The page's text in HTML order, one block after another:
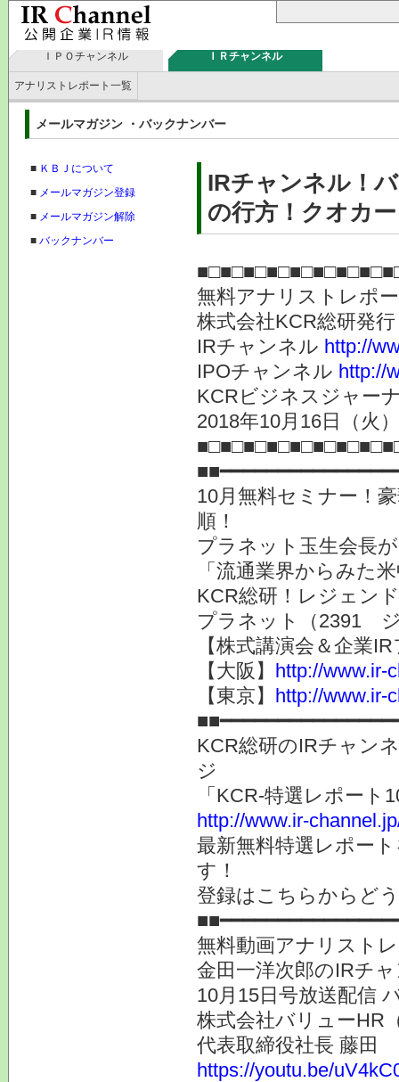
ＩＰＯチャンネル ＩＲチャンネル
アナリストレポート一覧
メールマガジン ・バックナンバー
■ ＫＢＪについて
■ メールマガジン登録
■ メールマガジン解除
■ バックナンバー
IRチャンネル！
の行方！クオカ
無料アナリストレポ
株式会社
IRチャンネル http://
IPOチャンネル http://
KCRビジネスジャー
2018年10月16日
10月無料セミナー！
順！
プラネット玉生会長
「流通業界からみた
KCR総研！レジェン
プラネット（2391
【株式講演会＆企業
【大阪】 http://www.ir-
【東京】 http://www.ir-
KCR総研のIRチャン
ジ
「KCR-特選レポート
http://www.ir-
最新無料特選レポー
す！
登録はこちらからど
無料動画アナリスト
金田一洋次郎のIRチ
10月15日号放送配信
株式会社バリューHR
代表取締役社長 藤田
https://youtu.be/